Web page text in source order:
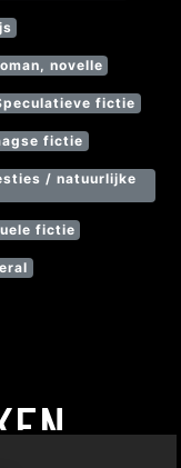
novelle
fictie
fictie
/ natuurlijke
fictie